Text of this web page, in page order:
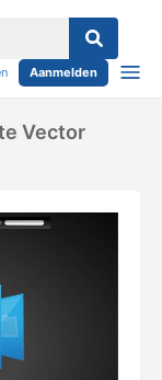
Aanmelden
Vector